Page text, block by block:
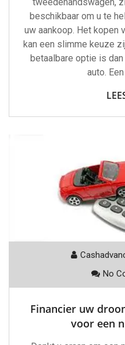
beschikbaar om u te
uw aankoop. Het kopen
kan een slimme keuze
betaalbare optie is
auto.
No
Financier uw
voor een